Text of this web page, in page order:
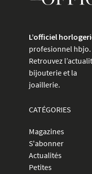
L’officiel
profesionnel hbjo.
Retrouvez
bijouterie et la
joaillerie.
CATÉGORIES
Magazines
S'abonner
Actualités
Petites